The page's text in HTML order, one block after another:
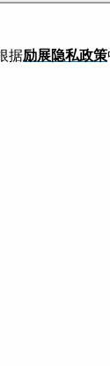
据励展隐私政策